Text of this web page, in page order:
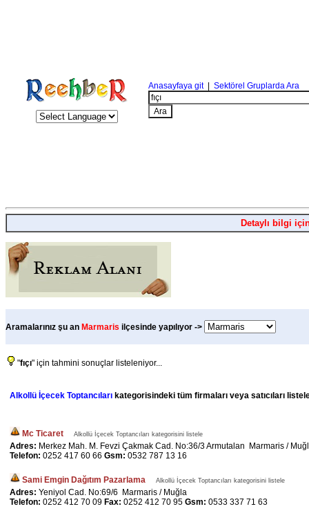
Anasayfaya git| Sektörel Gruplarda Ara
Detaylı bilgi
Aramalarınız şu an Marmaris ilçesinde yapılıyor ->
"fıçı" için tahmini sonuçlar listeleniyor...
Alkollü İçecek Toptancıları kategorisindeki tüm firmaları veya satıcıları
Mc Ticaret Alkollü İçecek Toptancıları kategorisini listele
Adres: Merkez Mah. M. Fevzi Çakmak Cad. No:36/3 Armutalan Marmaris /
Telefon: 0252 417 60 66 Gsm: 0532 787 13 16
Sami Emgin Dağıtım Pazarlama Alkollü İçecek Toptancıları kategorisini listele
Adres: Yeniyol Cad. No:69/6 Marmaris / Muğla
Telefon: 0252 412 70 09 Fax: 0252 412 70 95 Gsm: 0533 337 71 63